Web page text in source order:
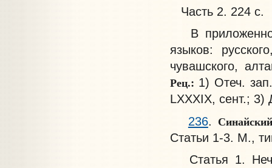
Часть 2. 224 с.
В
языков:
чувашского,
Рец.: 1) Отеч.
LXXXIX, сент.;
236.
Статьи 1-3. М.,
Статья 1.